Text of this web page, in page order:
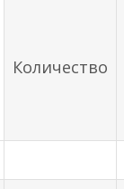
Количество